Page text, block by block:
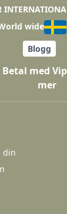
wide
Blogg
Betal med
mer
din